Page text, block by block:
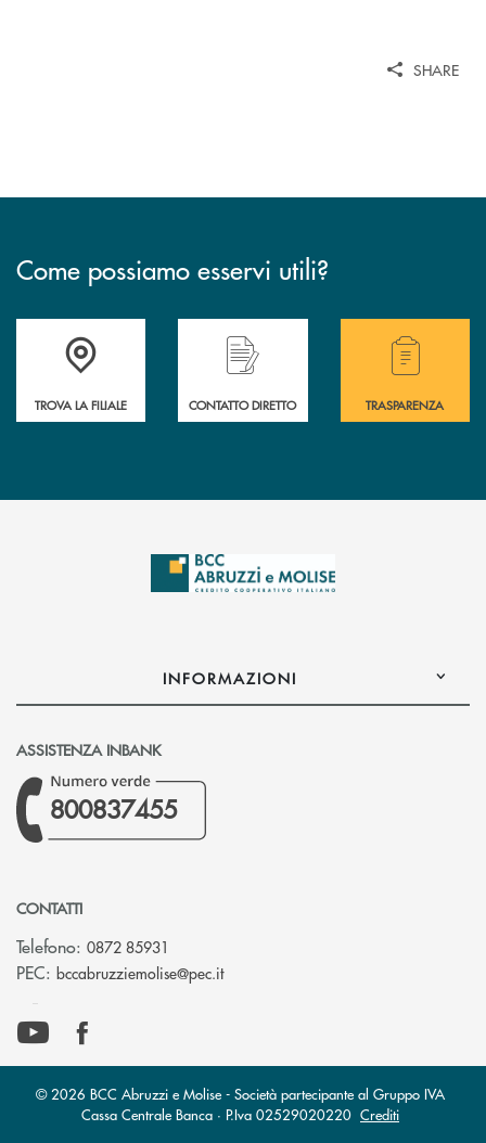
SHARE
Come possiamo esservi utili?
Accedi all' elenco completo delle filiali .
TROVA LA FILIALE CONTATTO DIRETTO
Hai bisogno di
TRASPARENZA
INFORMAZIONI
ASSISTENZA INBANK
800837455
CONTATTI
Telefono: 0872 85931
PEC: bccabruzziemolise@pec.it(si apre l’app di posta elettronica)
© 2026 BCC Abruzzi e Molise - Società partecipante al Gruppo IVA
Cassa Centrale Banca · P.Iva 02529020220 Crediti